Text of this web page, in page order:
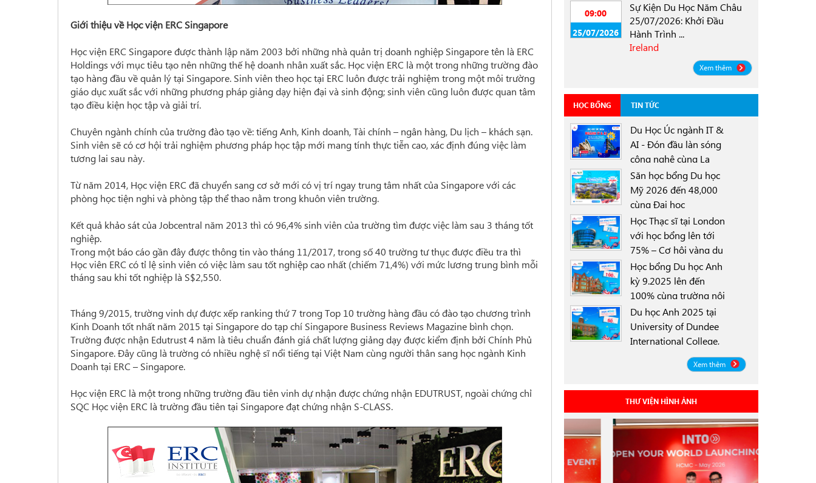
Giới thiệu về Học viện ERC Singapore
Học viện ERC Singapore được thành lập năm 2003 bởi những nhà quản trị doanh nghiệp Singapore tên là ERC
Holdings với mục tiêu tạo nên những thế hệ doanh nhân xuất sắc. Học viện ERC là một trong những trường đào
tạo hàng đầu về quản lý tại Singapore. Sinh viên theo học tại ERC luôn được trải nghiệm trong một môi trường
giáo dục xuất sắc với những phương pháp giảng dạy hiện đại và sinh động; sinh viên cũng luôn được quan tâm
tạo điều kiện học tập và giải trí.
Chuyên ngành chính của trường đào tạo về: tiếng Anh, Kinh doanh, Tài chính – ngân hàng, Du lịch – khách sạn.
Sinh viên sẽ có cơ hội trải nghiệm phương pháp học tập mới mang tính thực tiễn cao, xác định đúng việc làm
tương lai sau này.
Từ năm 2014, Học viện ERC đã chuyển sang cơ sở mới có vị trí ngay trung tâm nhất của Singapore với các
phòng học tiện nghi và phòng tập thể thao nằm trong khuôn viên trường.
Kết quả khảo sát của Jobcentral năm 2013 thì có 96,4% sinh viên của trường tìm được việc làm sau 3 tháng tốt
nghiệp.
Trong một báo cáo gần đây được thông tin vào tháng 11/2017, trong số 40 trường tư thục được điều tra thì
Học viên ERC có tỉ lệ sinh viên có việc làm sau tốt nghiệp cao nhất (chiếm 71,4%) với mức lương trung bình mỗi
tháng sau khi tốt nghiệp là S$2,550.
Tháng 9/2015, trường vinh dự được xếp ranking thứ 7 trong Top 10 trường hàng đầu có đào tạo chương trình
Kinh Doanh tốt nhất năm 2015 tại Singapore do tạp chí Singapore Business Reviews Magazine bình chọn.
Trường được nhận Edutrust 4 năm là tiêu chuẩn đánh giá chất lượng giảng dạy được kiểm định bởi Chính Phủ
Singapore. Đây cũng là trường có nhiều nghệ sĩ nổi tiếng tại Việt Nam cùng người thân sang học ngành Kinh
Doanh tại ERC – Singapore.
Học viện ERC là một trong những trường đầu tiên vinh dự nhận được chứng nhận EDUTRUST, ngoài chứng chỉ
SQC Học viện ERC là trường đầu tiên tại Singapore đạt chứng nhận S-CLASS.
09:00
25/07/2026
Sự Kiện Du Học Năm Châu
25/07/2026: Khởi Đầu
Hành Trình ...
Ireland
Xem thêm
HỌC BỔNG TIN TỨC
Du Học Úc ngành IT &
AI - Đón đầu làn sóng
công nghệ cùng La
Trobe University
Sydney Campus với
học bổng 30%
Săn học bổng Du học
Mỹ 2026 đến 48,000
cùng Đại học
University of North
Texas (UNT)
Học Thạc sĩ tại London
với học bổng lên tới
75% – Cơ hội vàng du
học Anh 2025
Học bổng Du học Anh
kỳ 9.2025 lên đến
100% cùng trường nội
trú Worthgate School
Canterbury
Du học Anh 2025 tại
University of Dundee
International College,
Scotland ICD - Lộ trình
linh hoạt, học bổng
Xem thêm
THƯ VIỆN HÌNH ẢNH